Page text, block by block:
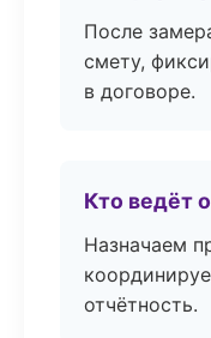
После
смету,
в договоре.
Кто ведёт
Назначаем
отчётность.